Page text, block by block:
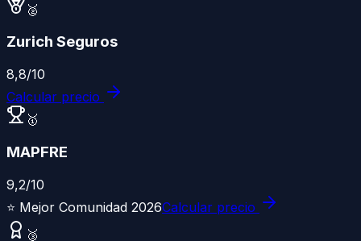
🥈
Zurich Seguros
8,8/10
Calcular precio
🥇
MAPFRE
9,2/10
⭐ Mejor Comunidad 2026Calcular precio
🥉